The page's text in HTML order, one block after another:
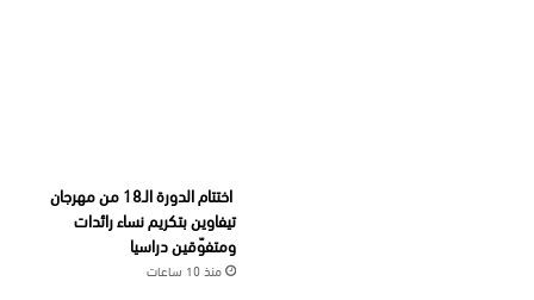
اختتام الدورة الـ18 من مهرجان
تيفاوين بتكريم نساء رائدات
ومتفوّقين دراسيا
منذ 10 ساعات